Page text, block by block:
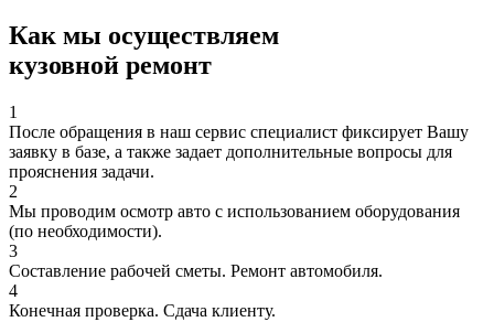
Как мы осуществляем
кузовной ремонт
1
После обращения в наш сервис специалист фиксирует Вашу
заявку в базе, а также задает дополнительные вопросы для
прояснения задачи.
2
Мы проводим осмотр авто с использованием оборудования
(по необходимости).
3
Составление рабочей сметы. Ремонт автомобиля.
4
Конечная проверка. Сдача клиенту.